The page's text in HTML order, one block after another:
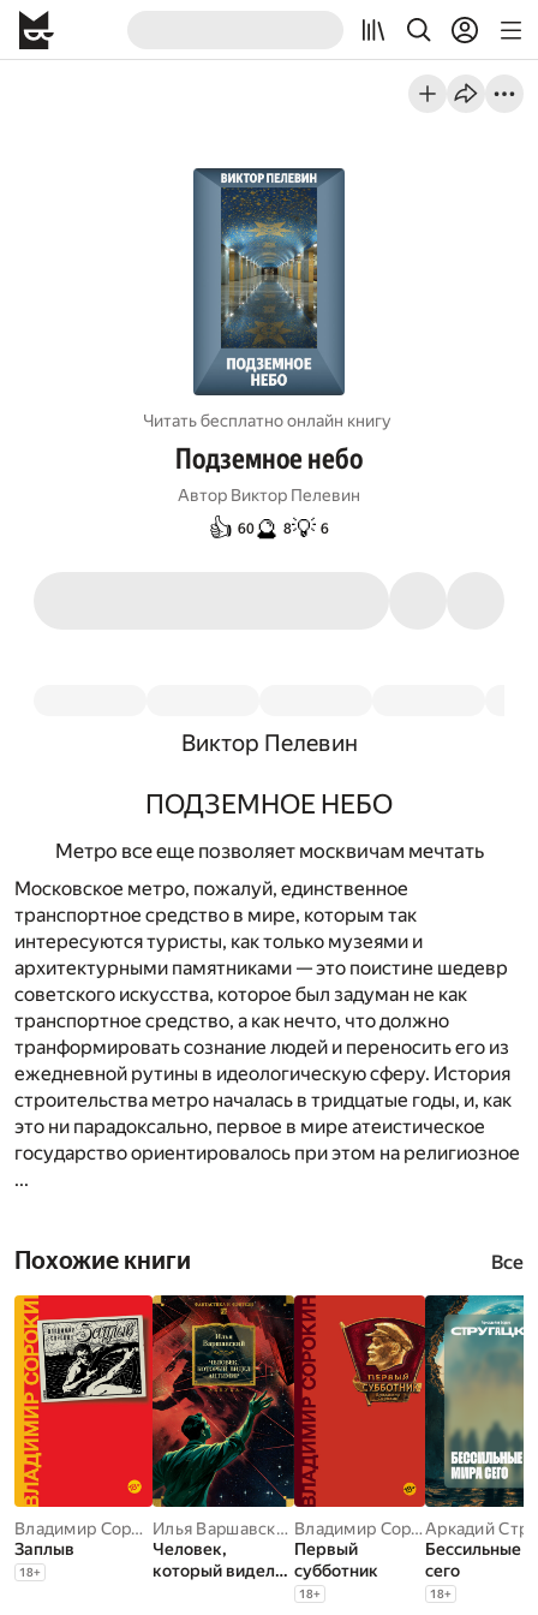
Читать бесплатно онлайн книгу
Подземное небо
Автор Виктор Пелевин
👍 60🔮 8💡 6
Виктор Пелевин
ПОДЗЕМНОЕ НЕБО
Метро все еще позволяет москвичам мечтать
Московское метро, пожалуй, единственное
транспортное средство в мире, которым так
интересуются туристы, как только музеями и
архитектурными памятниками — это поистине шедевр
советского искусства, которое был задуман не как
транспортное средство, а как нечто, что должно
транформировать сознание людей и переносить его из
ежедневной рутины в идеологическую сферу. История
строительства метро началась в тридцатые годы, и, как
это ни парадоксально, первое в мире атеистическое
государство ориентировалось при этом на религиозное
...
Похожие книги Все
Владимир Сорокин
Заплыв
18+
Илья Варшавский
Человек,
который видел
Владимир Сорокин
Первый
субботник
18+
Бессильные
сего
18+